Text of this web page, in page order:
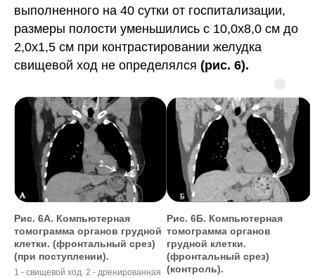
выполненного на 40 сутки от госпитализации,
размеры полости уменьшились с 10,0х8,0 см до
2,0х1,5 см при контрастировании желудка
свищевой ход не определялся (рис. 6).
Рис. 6А. Компьютерная
томограмма органов грудной
клетки. (фронтальный срез)
(при поступлении).
1 - свищевой ход. 2 - дренированная
Рис. 6Б. Компьютерная
томограмма органов
грудной клетки.
(фронтальный срез)
(контроль).